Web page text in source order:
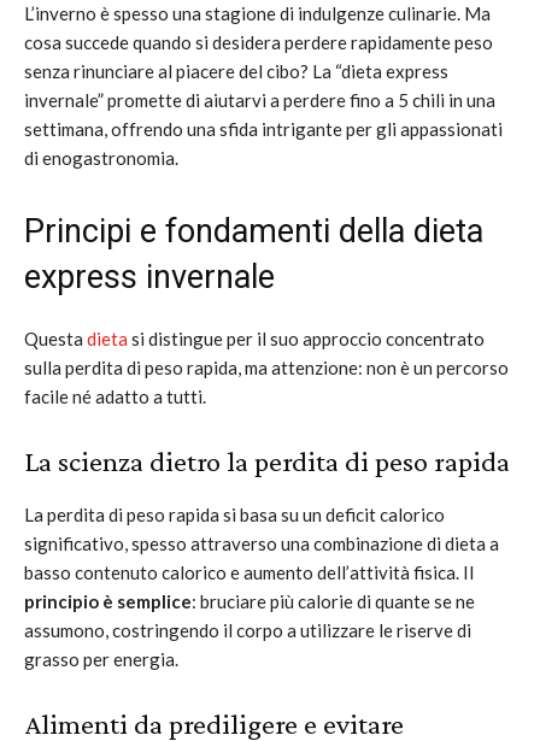
L’inverno è spesso una stagione di indulgenze culinarie. Ma
cosa succede quando si desidera perdere rapidamente peso
senza rinunciare al piacere del cibo? La “dieta express
invernale” promette di aiutarvi a perdere fino a 5 chili in una
settimana, offrendo una sfida intrigante per gli appassionati
di enogastronomia.
Principi e fondamenti della dieta
express invernale
Questa dieta si distingue per il suo approccio concentrato
sulla perdita di peso rapida, ma attenzione: non è un percorso
facile né adatto a tutti.
La scienza dietro la perdita di peso rapida
La perdita di peso rapida si basa su un deficit calorico
significativo, spesso attraverso una combinazione di dieta a
basso contenuto calorico e aumento dell’attività fisica. Il
principio è semplice: bruciare più calorie di quante se ne
assumono, costringendo il corpo a utilizzare le riserve di
grasso per energia.
Alimenti da prediligere e evitare